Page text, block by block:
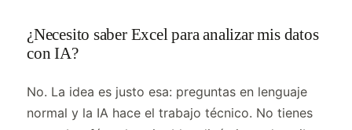
¿Necesito saber Excel para analizar mis datos
con IA?
No. La idea es justo esa: preguntas en lenguaje
normal y la IA hace el trabajo técnico. No tienes